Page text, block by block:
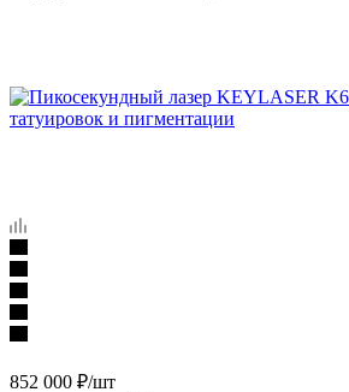
852 000 ₽/шт